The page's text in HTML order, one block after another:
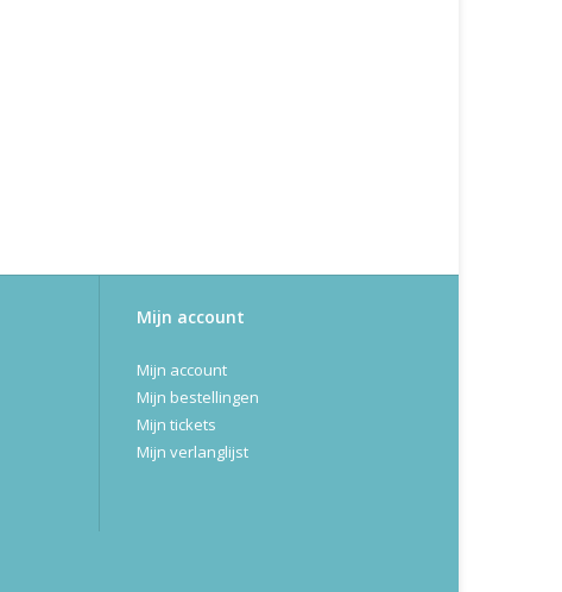
Mijn account
Mijn account
Mijn bestellingen
Mijn tickets
Mijn verlanglijst